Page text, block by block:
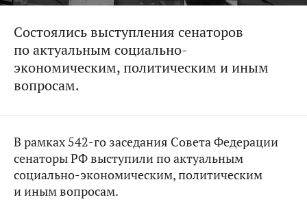
Состоялись выступления сенаторов
по актуальным социально-
экономическим, политическим и иным
вопросам.
В рамках 542-го заседания Совета Федерации
сенаторы РФ выступили по актуальным
социально-экономическим, политическим
и иным вопросам.